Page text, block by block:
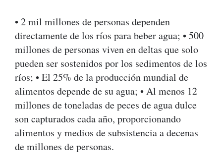
• 2 mil millones de personas dependen
directamente de los ríos para beber agua; • 500
millones de personas viven en deltas que solo
pueden ser sostenidos por los sedimentos de los
ríos; • El 25% de la producción mundial de
alimentos depende de su agua; • Al menos 12
millones de toneladas de peces de agua dulce
son capturados cada año, proporcionando
alimentos y medios de subsistencia a decenas
de millones de personas.